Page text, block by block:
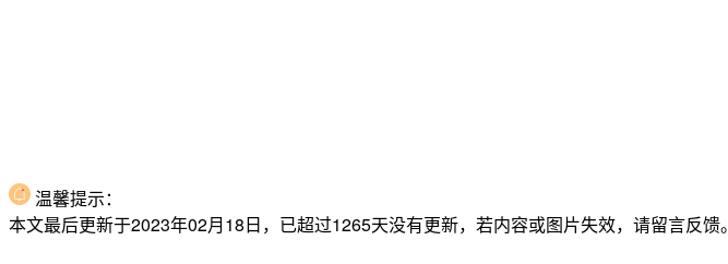
温馨提示：
本文最后更新于2023年02月18日，已超过1265天没有更新，若内容或图片失效，请留言反馈。